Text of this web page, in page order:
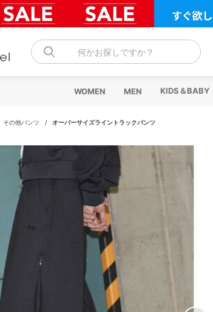
何かお探しですか？
WOMEN MEN KIDS＆BABY
その他パンツ / オーバーサイズライントラックパンツ